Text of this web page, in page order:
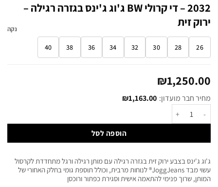
2032 – די קרולי BW ג'וג ג'ינס בגזרה רגילה –
ירוק זית
26
28
30
32
34
36
38
40
נקה
₪1,250.00
מחיר חבר מועדון: ₪1,163.00
הוספה לסל
ג'וג ג'ינס בצבע ירוק זית בגזרה רגילה עם מותן רגילה ורגל מתחדדת לקרסול
עשוי מבד JoggJeans® לנוחות מרבית, וכולל תוספת גומי בחלק האחורי של
המותן, שרוך פנימי להתאמה אישית וסגירת כפתור ורוכסן